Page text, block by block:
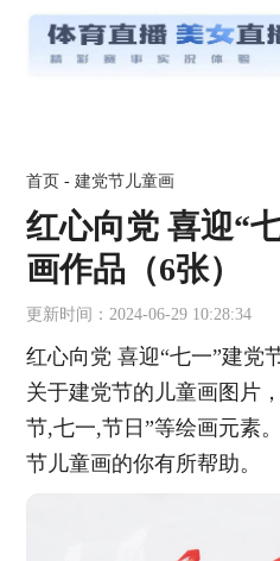
首页 -建党节儿童画
红心向党 喜迎“
画作品（6张）
更新时间：2024-06-29 10:28:34
红心向党 喜迎“七一”建党
关于建党节的儿童画图片
节,七一,节日”等绘画元素
节儿童画的你有所帮助。